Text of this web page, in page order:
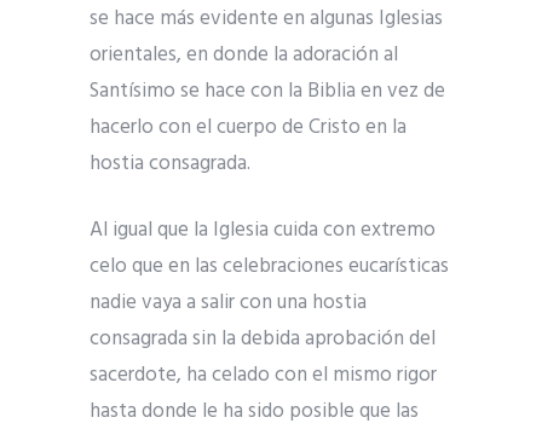
se hace más evidente en algunas Iglesias
orientales, en donde la adoración al
Santísimo se hace con la Biblia en vez de
hacerlo con el cuerpo de Cristo en la
hostia consagrada.
Al igual que la Iglesia cuida con extremo
celo que en las celebraciones eucarísticas
nadie vaya a salir con una hostia
consagrada sin la debida aprobación del
sacerdote, ha celado con el mismo rigor
hasta donde le ha sido posible que las